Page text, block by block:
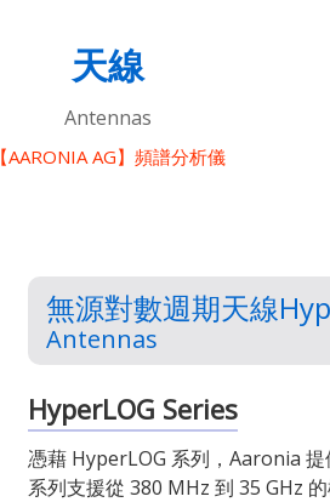
天線
Antennas
【AARONIA AG】頻譜分析儀
無源對數週期天線
Antennas
HyperLOG Series
憑藉 HyperLOG 系列，Aaronia
系列支援從 380 MHz 到 35 GHz